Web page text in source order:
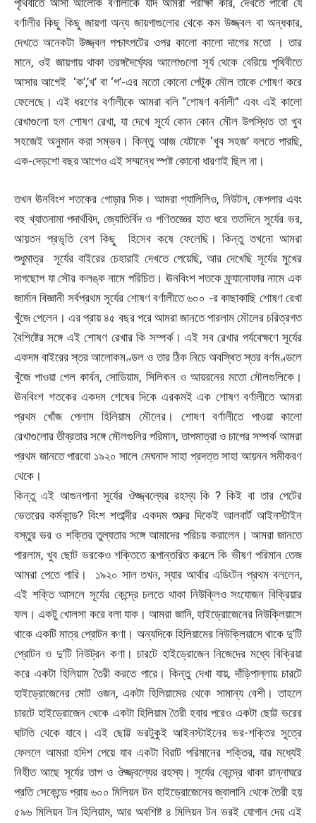
পৃথিবীতে আসা আলোক বর্ণালীকে যদি আমরা পরীক্ষা করি, দেখতে পাবো যে
বর্ণালীর কিছু কিছু জায়গা অন্য জায়গাগুলোর থেকে কম উজ্জ্বল বা অন্ধকার,
দেখতে অনেকটা উজ্জ্বল পশ্চাৎপটের ওপর কালো কালো দাগের মতো । তার
মানে, ওই জায়গায় থাকা তরঙ্গদৈর্ঘ্যের আলোগুলো সূর্য থেকে বেরিয়ে পৃথিবীতে
আসার আগেই ‘ক’,’খ’ বা ‘গ’-এর মতো কোনো পেটুক মৌল তাকে শোষণ করে
ফেলেছে। এই ধরণের বর্ণালীকে আমরা বলি “শোষণ বর্নালী” এবং এই কালো
রেখাগুলো হল শোষণ রেখা, যা দেখে সূর্যে কোন কোন মৌল উপস্থিত তা খুব
সহজেই অনুমান করা সম্ভব। কিন্তু আজ যেটাকে ‘খুব সহজ’ বলতে পারছি,
এক-দেড়শো বছর আগেও এই সম্মন্ধে স্পষ্ট কোনো ধারণাই ছিল না।
তখন ঊনবিংশ শতকের গোড়ার দিক। আমরা গ্যালিলিও, নিউটন, কেপলার এবং
বহু খ্যাতনামা পদার্থবিদ, জ্যোতির্বিদ ও গণিতজ্ঞের হাত ধরে ততদিনে সূর্যের ভর,
আয়তন প্রভৃতি বেশ কিছু হিসেব কষে ফেলেছি। কিন্তু তখনো আমরা
শুধুমাত্র সূর্যের বাইরের চেহারাই দেখতে পেয়েছি, আর দেখেছি সূর্যের মুখের
দাগছোপ যা সৌর কলঙ্ক নামে পরিচিত। ঊনবিংশ শতকে ফ্র্যানোফার নামে এক
জার্মান বিজ্ঞানী সর্বপ্রথম সূর্যের শোষণ বর্ণালীতে ৬০০ -র কাছাকাছি শোষণ রেখা
খুঁজে পেলেন। এর প্রায় ৪৫ বছর পরে আমরা জানতে পারলাম মৌলের চরিত্রগত
বৈশিষ্টের সঙ্গে এই শোষণ রেখার কি সম্পর্ক। এই সব রেখার পর্যবেক্ষণে সূর্যের
একদম বাইরের স্তর আলোকমণ্ডল ও তার ঠিক নিচে অবস্থিত স্তর বর্ণমণ্ডলে
খুঁজে পাওয়া গেল কার্বন, সোডিয়াম, সিলিকন ও আয়রনের মতো মৌলগুলিকে।
ঊনবিংশ শতকের একদম শেষের দিকে এরকমই এক শোষণ বর্ণালীতে আমরা
প্রথম খোঁজ পেলাম হিলিয়াম মৌলের। শোষণ বর্ণালীতে পাওয়া কালো
রেখাগুলোর তীব্রতার সঙ্গে মৌলগুলির পরিমান, তাপমাত্রা ও চাপের সম্পর্ক আমরা
প্রথম জানতে পারবো ১৯২০ সালে মেঘনাদ সাহা প্রদত্ত সাহা আয়নন সমীকরণ
থেকে।
কিন্তু এই আগুনপানা সূর্যের ঔজ্জ্বল্যের রহস্য কি ? কিই বা তার পেটের
ভেতরের কর্মকান্ড? বিংশ শতাব্দীর একদম শুরুর দিকেই আলবার্ট আইনস্টাইন
বস্তুর ভর ও শক্তির তুল্যতার সঙ্গে আমাদের পরিচয় করালেন। আমরা জানতে
পারলাম, খুব ছোট ভরকেও শক্তিতে রূপান্তরিত করলে কি ভীষণ পরিমান তেজ
আমরা পেতে পারি। ১৯২০ সাল তখন, স্যার আর্থার এডিংটন প্রথম বললেন,
এই শক্তি আসলে সূর্যের কেন্দ্রে চলতে থাকা নিউক্লিও সংযোজন বিক্রিয়ার
ফল। একটু খোলসা করে বলা যাক। আমরা জানি, হাইড্রোজেনের নিউক্লিয়াসে
থাকে একটি মাত্র প্রোটন কণা। অন্যদিকে হিলিয়ামের নিউক্লিয়াসে থাকে দু’টি
প্রোটন ও দু’টি নিউট্রন কণা। চারটে হাইড্রোজেন নিজেদের মধ্যে বিক্রিয়া
করে একটা হিলিয়াম তৈরী করতে পারে। কিন্তু দেখা যায়, দাঁড়িপাল্লায় চারটে
হাইড্রোজেনের মোট ওজন, একটা হিলিয়ামের থেকে সামান্য বেশী। তাহলে
চারটে হাইড্রোজেন থেকে একটা হিলিয়াম তৈরী হবার পরেও একটা ছোট্ট ভরের
ঘাটতি থেকে যাবে। এই ছোট্ট ভরটুকুই আইনস্টাইনের ভর-শক্তির সূত্রে
ফেললে আমরা হদিশ পেয়ে যাব একটা বিরাট পরিমানের শক্তির, যার মধ্যেই
নিহীত আছে সূর্যের তাপ ও ঔজ্জ্বল্যের রহস্য। সূর্যের কেন্দ্রে থাকা রান্নাঘরে
প্রতি সেকেন্ডে প্রায় ৬০০ মিলিয়ন টন হাইড্রোজেনের জ্বালানি থেকে তৈরী হয়
৫৯৬ মিলিয়ন টন হিলিয়াম, আর অবশিষ্ট ৪ মিলিয়ন টন ভরই যোগান দেয় এই